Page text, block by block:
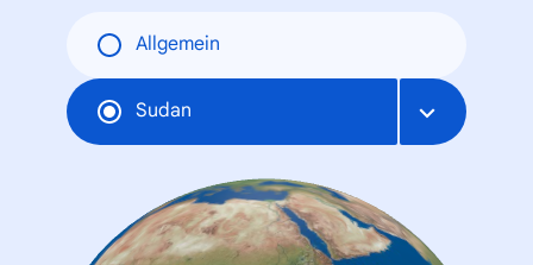
Allgemein
Sudan